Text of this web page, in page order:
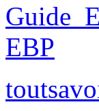
EBP